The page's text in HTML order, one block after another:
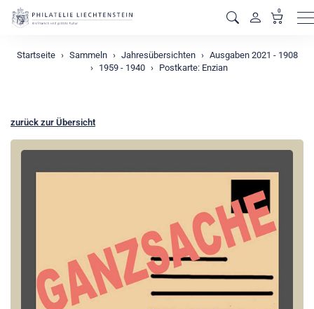
0
Startseite Sammeln Jahresübersichten
Ausgaben 2021 - 1908
1959 - 1940
Postkarte: Enzian
zurück zur Übersicht